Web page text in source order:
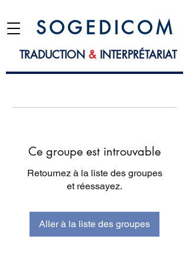
S O G E D I C O M
TRADUCTION &INTERPRÉTARIAT
Ce groupe est introuvable
Retournez à la liste des groupes
et réessayez.
Aller à la liste des groupes